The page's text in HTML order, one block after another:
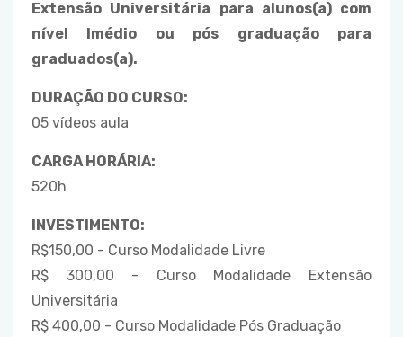
Extensão Universitária para alunos(a) com
nível lmédio ou pós graduação para
graduados(a).
DURAÇÃO DO CURSO:
05 vídeos aula
CARGA HORÁRIA:
520h
INVESTIMENTO:
R$150,00 - Curso Modalidade Livre
R$ 300,00 - Curso Modalidade Extensão
Universitária
R$ 400,00 - Curso Modalidade Pós Graduação